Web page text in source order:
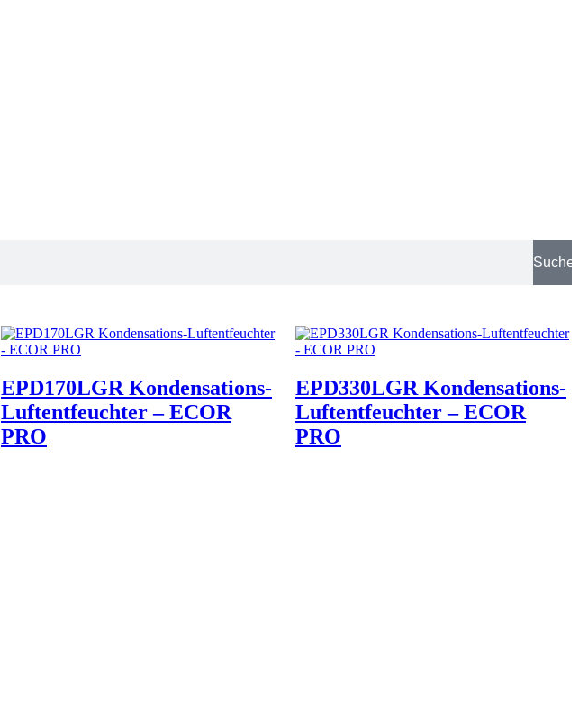
Suche
EPD170LGR Kondensations-
Luftentfeuchter – ECOR
PRO
EPD330LGR Kondensations-
Luftentfeuchter – ECOR
PRO